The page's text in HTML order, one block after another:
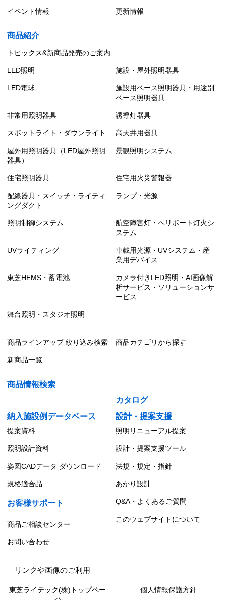
イベント情報 更新情報
商品紹介
トピックス&新商品発売のご案内
LED照明 施設・屋外照明器具
LED電球
施設用ベース照明器具・用途別
ベース照明器具
非常用照明器具 誘導灯器具
スポットライト・ダウンライト 高天井用器具
屋外用照明器具（LED屋外照明
器具）
景観照明システム
住宅照明器具 住宅用火災警報器
配線器具・スイッチ・ライティ
ングダクト
ランプ・光源
照明制御システム
航空障害灯・ヘリポート灯火シ
ステム
UVライティング
車載用光源・UVシステム・産
業用デバイス
東芝HEMS・蓄電池
カメラ付きLED照明・AI画像解
析サービス・ソリューションサ
ービス
舞台照明・スタジオ照明
商品ラインアップ 絞り込み検索 商品カテゴリから探す
新商品一覧
商品情報検索
カタログ
納入施設例データベース
設計・提案支援
提案資料 照明リニューアル提案
照明設計資料 設計・提案支援ツール
姿図CADデータ ダウンロード 法規・規定・指針
規格適合品 あかり設計
お客様サポート Q&A・よくあるご質問
商品ご相談センター
このウェブサイトについて
お問い合わせ
リンクや画像のご利用
東芝ライテック(株)トップペー
個人情報保護方針